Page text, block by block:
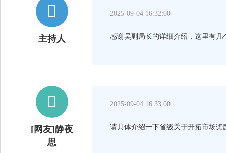

主持人
2025-09-04 16:32:00
感谢吴副局长的详细介绍，这里有

[网友]静夜
思
2025-09-04 16:33:00
请具体介绍一下省级关于开拓市场